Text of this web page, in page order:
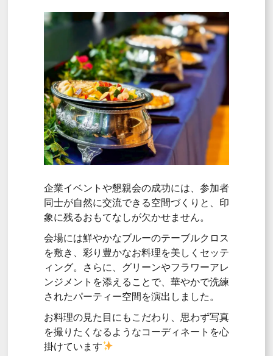
企業イベントや懇親会の成功には、参加者
同士が自然に交流できる空間づくりと、印
象に残るおもてなしが欠かせません。
会場には鮮やかなブルーのテーブルクロス
を敷き、彩り豊かなお料理を美しくセッテ
ィング。さらに、グリーンやフラワーアレ
ンジメントを添えることで、華やかで洗練
されたパーティー空間を演出しました。
お料理の見た目にもこだわり、思わず写真
を撮りたくなるようなコーディネートを心
掛けています